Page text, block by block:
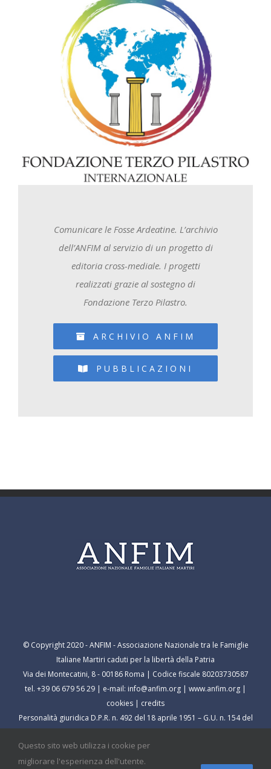
Comunicare le Fosse Ardeatine. L’archivio
dell’ANFIM al servizio di un progetto di
editoria cross-mediale. I progetti
realizzati grazie al sostegno di
Fondazione Terzo Pilastro.
ARCHIVIO ANFIM
PUBBLICAZIONI
© Copyright 2020 - ANFIM - Associazione Nazionale tra le Famiglie
Italiane Martiri caduti per la libertà della Patria
Via dei Montecatini, 8 - 00186 Roma | Codice fiscale 80203730587
tel. +39 06 679 56 29 | e-mail: info@anfim.org | www.anfim.org |
cookies | credits
Personalità giuridica D.P.R. n. 492 del 18 aprile 1951 – G.U. n. 154 del
Questo sito web utilizza i cookie per
migliorare l'esperienza dell'utente.